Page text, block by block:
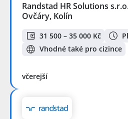
Randstad HR Solutions
Ovčáry, Kolín
31 500 – 35 000 Kč
Vhodné také pro cizince
včerejší